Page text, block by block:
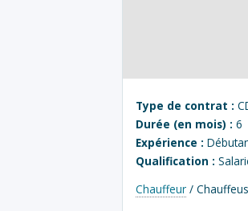
Type de contrat :
Durée (en mois) : 6
Expérience :
Qualification :
Chauffeur /